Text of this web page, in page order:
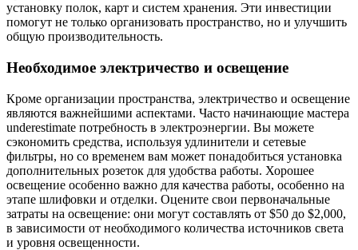
установку полок, карт и систем хранения. Эти инвестиции
помогут не только организовать пространство, но и улучшить
общую производительность.
Необходимое электричество и освещение
Кроме организации пространства, электричество и освещение
являются важнейшими аспектами. Часто начинающие мастера
underestimate потребность в электроэнергии. Вы можете
сэкономить средства, используя удлинители и сетевые
фильтры, но со временем вам может понадобиться установка
дополнительных розеток для удобства работы. Хорошее
освещение особенно важно для качества работы, особенно на
этапе шлифовки и отделки. Оцените свои первоначальные
затраты на освещение: они могут составлять от $50 до $2,000,
в зависимости от необходимого количества источников света
и уровня освещенности.